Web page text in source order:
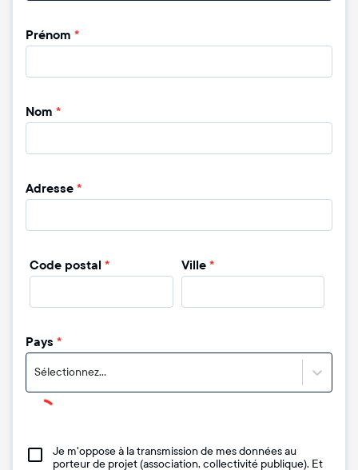
Prénom *
Nom *
Adresse*
Code postal * Ville *
Pays *
Sélectionnez...
Je m'oppose à la transmission de mes données au
porteur de projet (association, collectivité publique). Et